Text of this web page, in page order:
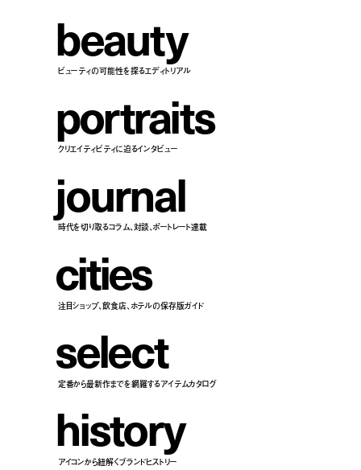
beauty
ビューティの可能性を探るエディトリアル
portraits
クリエイティビティに迫るインタビュー
journal
時代を切り取るコラム、対談、ポートレート連載
cities
注目ショップ、飲食店、ホテルの保存版ガイド
select
定番から最新作までを網羅するアイテムカタログ
history
アイコンから紐解くブランドヒストリー